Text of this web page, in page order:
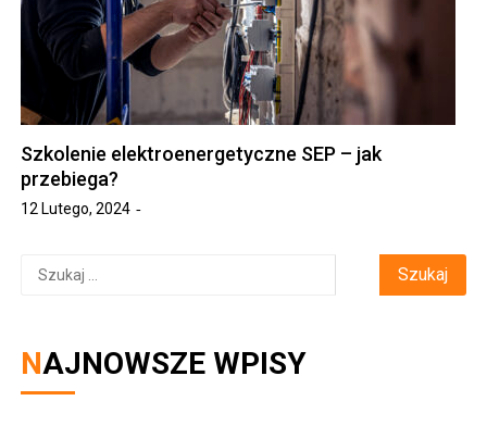
Szkolenie elektroenergetyczne SEP – jak
przebiega?
12 Lutego, 2024
Szukaj:
NAJNOWSZE WPISY